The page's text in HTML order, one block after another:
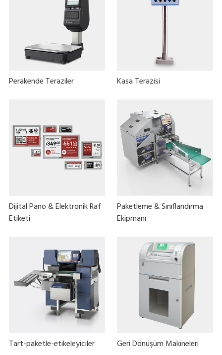
Perakende Teraziler Kasa Terazisi
Dijital Pano & Elektronik Raf
Etiketi
Paketleme & Sınıflandırma
Ekipmanı
Tart-paketle-etikeleyiciler Geri Dönüşüm Makineleri